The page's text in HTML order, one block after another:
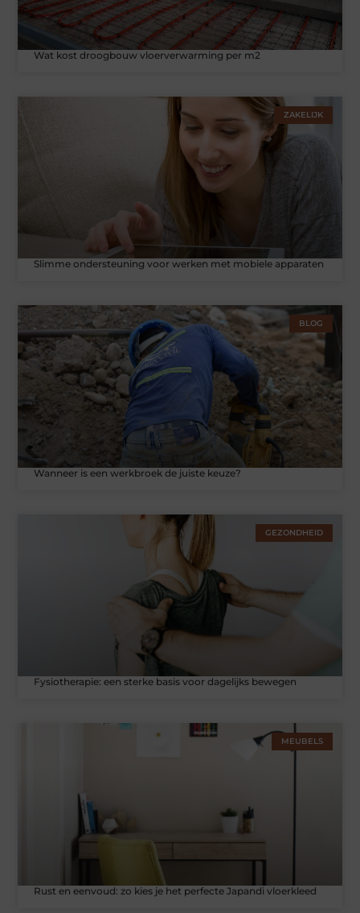
Wat kost droogbouw vloerverwarming per m2
ZAKELIJK
Slimme ondersteuning voor werken met mobiele apparaten
BLOG
Wanneer is een werkbroek de juiste keuze?
GEZONDHEID
Fysiotherapie: een sterke basis voor dagelijks bewegen
MEUBELS
Rust en eenvoud: zo kies je het perfecte Japandi vloerkleed